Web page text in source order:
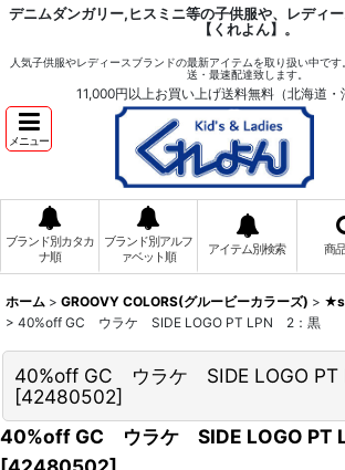
デニムダンガリー,ヒスミニ等の子供服や、レディ
【くれよん】。
人気子供服やレディースブランドの最新アイテムを取り扱い中で
送・最速配達致します。
11,000円以上お買い上げ送料無料（北海道・
メニュー
ブランド別カタカ
ナ順
ブランド別アルフ
ァベット順
アイテム別検索 商
ホーム > GROOVY COLORS(グルービーカラーズ) >
> 40%off GC ウラケ SIDE LOGO PT LPN 2：黒
40%off GC ウラケ SIDE LOGO
[42480502]
40%off GC ウラケ SIDE LOGO PT